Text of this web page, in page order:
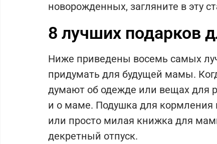
новорожденных, загляните в эту
8 лучших подарков
Ниже приведены восемь самых
придумать для будущей мамы.
думают об одежде или вещах для
и о маме. Подушка для кормления
или просто милая книжка для
декретный отпуск.